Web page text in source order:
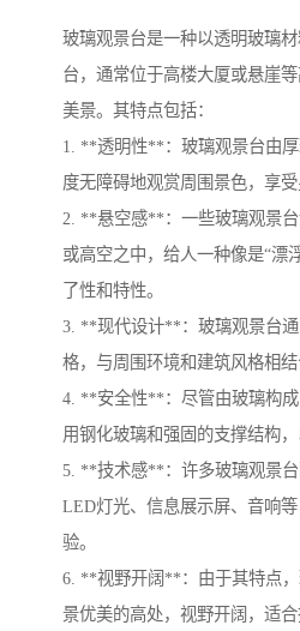
玻璃观景台是一种以透明玻璃
台，通常位于高楼大厦或悬崖
美景。其特点包括：
1. **透明性**：玻璃观景台由
度无障碍地观赏周围景色，享受
2. **悬空感**：一些玻璃观景
或高空之中，给人一种像是“漂
了性和特性。
3. **现代设计**：玻璃观景台
格，与周围环境和建筑风格相结
4. **安全性**：尽管由玻璃构
用钢化玻璃和强固的支撑结构，
5. **技术感**：许多玻璃观景
LED灯光、信息展示屏、音响
验。
6. **视野开阔**：由于其特点
景优美的高处，视野开阔，适合